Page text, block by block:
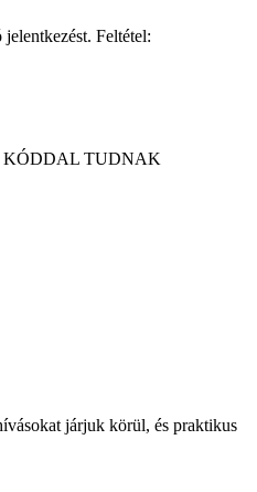
Feltétel:
KÓDDAL TUDNAK
járjuk körül, és praktikus